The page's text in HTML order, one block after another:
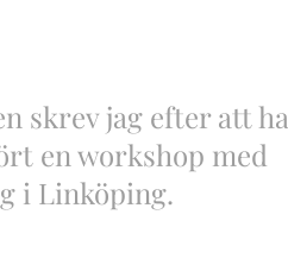
skrev jag efter att ha
en workshop med
i Linköping.